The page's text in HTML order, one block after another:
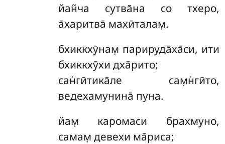
йан̃ча сутва̄на со тхеро,
а̄харитва̄ махӣталам̣.
бхиккхӯнам̣ парируда̄ха̄си, ити
бхиккхӯхи дха̄рито;
сан̇гӣтика̄ле сам̣н̇гӣто,
ведехамунина̄ пуна.
йам̣ каромаси брахмуно,
самам̣ девехи ма̄риса;